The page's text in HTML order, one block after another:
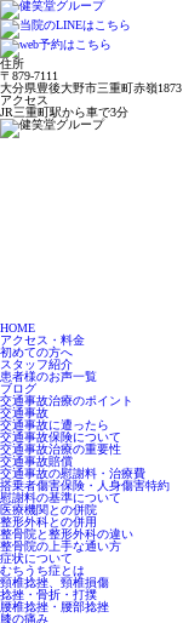
住所
〒879-7111
大分県豊後大野市三重町赤嶺1873
アクセス
JR三重町駅から車で3分
HOME
アクセス・料金
初めての方へ
スタッフ紹介
患者様のお声一覧
ブログ
交通事故治療のポイント
交通事故
交通事故に遭ったら
交通事故保険について
交通事故治療の重要性
交通事故賠償
交通事故の慰謝料・治療費
搭乗者傷害保険・人身傷害特約
慰謝料の基準について
医療機関との併院
整形外科との併用
整骨院と整形外科の違い
整骨院の上手な通い方
症状について
むちうち症とは
頸椎捻挫、頸椎損傷
捻挫・骨折・打撲
腰椎捻挫・腰部捻挫
膝の痛み